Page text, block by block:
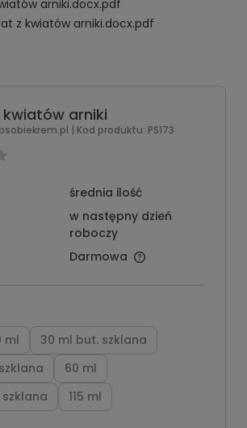
arniki.docx.pdf
z kwiatów arniki.docx.pdf
arniki
| Kod produktu: PS173
średnia ilość
w następny dzień
roboczy
Darmowa
ml
30 ml but. szklana
60 ml
szklana
115 ml